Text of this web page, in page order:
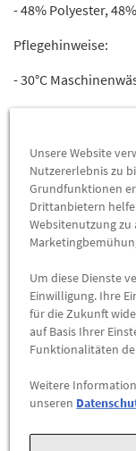
- 48% Polyester,
Pflegehinweise:
- 30°C
Farbe:
- Creme
Größen: XS -XXL
Das
Wird auch
Unsere Website
Nutzererlebnis zu
Grundfunktionen
Drittanbietern
Websitenutzung
Um diese Dienste
Einwilligung. Ihre
für die Zukunft
auf Basis Ihrer
Funktionalitäten
Weitere
unseren